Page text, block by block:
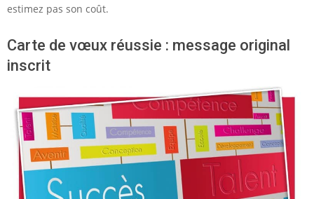
estimez pas son coût.
Carte de vœux réussie : message original
inscrit